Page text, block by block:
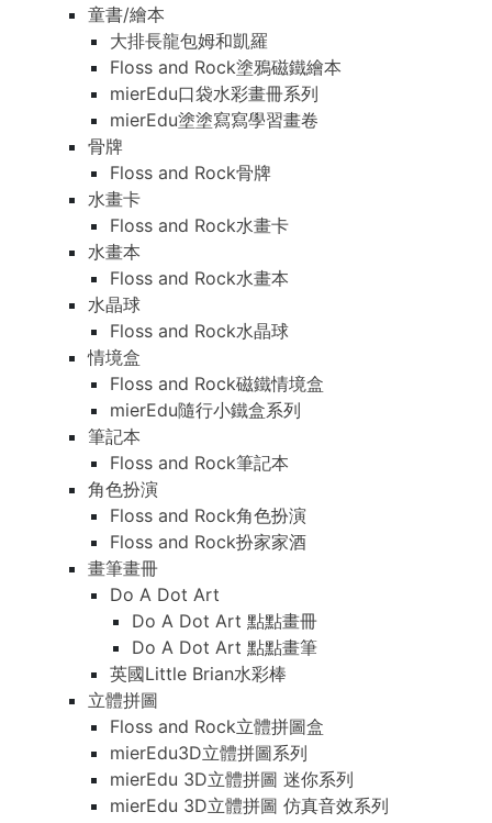
童書/繪本
大排長龍包姆和凱羅
Floss and Rock塗鴉磁鐵繪本
mierEdu口袋水彩畫冊系列
mierEdu塗塗寫寫學習畫卷
骨牌
Floss and Rock骨牌
水畫卡
Floss and Rock水畫卡
水畫本
Floss and Rock水畫本
水晶球
Floss and Rock水晶球
情境盒
Floss and Rock磁鐵情境盒
mierEdu隨行小鐵盒系列
筆記本
Floss and Rock筆記本
角色扮演
Floss and Rock角色扮演
Floss and Rock扮家家酒
畫筆畫冊
Do A Dot Art
Do A Dot Art 點點畫冊
Do A Dot Art 點點畫筆
英國Little Brian水彩棒
立體拼圖
Floss and Rock立體拼圖盒
mierEdu3D立體拼圖系列
mierEdu 3D立體拼圖 迷你系列
mierEdu 3D立體拼圖 仿真音效系列